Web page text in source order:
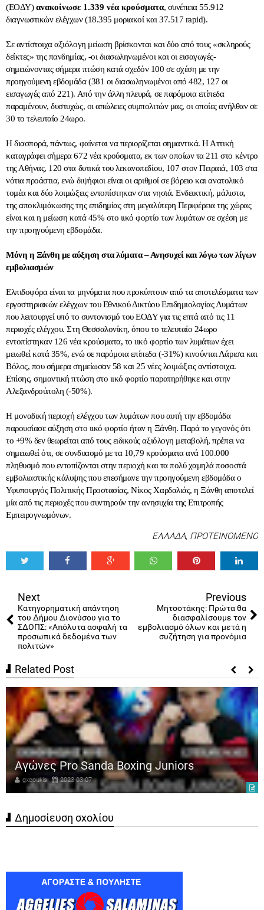
(ΕΟΔΥ)ανακοίνωσε 1.339 νέα κρούσματα, συνέπεια 55.912
διαγνωστικών ελέγχων (18.395 μοριακοί και 37.517 rapid).
Σε αντίστοιχα αξιόλογη μείωση βρίσκονται και δύο από τους «σκληρούς
δείκτες» της πανδημίας, -οι διασωληνωμένοι και οι εισαγωγές-
σημειώνοντας σήμερα πτώση κατά σχεδόν 100 σε σχέση με την
προηγούμενη εβδομάδα (381 οι διασωληνωμένοι από 482, 127 οι
εισαγωγές από 221). Από την άλλη πλευρά, σε παρόμοια επίπεδα
παραμένουν, δυστυχώς, οι απώλειες συμπολιτών μας, οι οποίες ανήλθαν σε
30 το τελευταίο 24ωρο.
Η διασπορά, πάντως, φαίνεται να περιορίζεται σημαντικά. Η Αττική
καταγράφει σήμερα 672 νέα κρούσματα, εκ των οποίων τα 211 στο κέντρο
της Αθήνας, 120 στα δυτικά του λεκανοπεδίου, 107 στον Πειραιά, 103 στα
νότια προάστια, ενώ διψήφιοι είναι οι αριθμοί σε βόρειο και ανατολικό
τομέα και δύο λοιμώξεις εντοπίστηκαν στα νησιά. Ενδεικτική, μάλιστα,
της αποκλιμάκωσης της επιδημίας στη μεγαλύτερη Περιφέρεια της χώρας
είναι και η μείωση κατά 45% στο ιικό φορτίο των λυμάτων σε σχέση με
την προηγούμενη εβδομάδα.
Μόνη η Ξάνθη με αύξηση στα λύματα – Ανησυχεί και λόγω των λίγων
εμβολιασμών
Ελπιδοφόρα είναι τα μηνύματα που προκύπτουν από τα αποτελέσματα των
εργαστηριακών ελέγχων του Εθνικού Δικτύου Επιδημιολογίας Λυμάτων
που λειτουργεί υπό το συντονισμό του ΕΟΔΥ για τις επτά από τις 11
περιοχές ελέγχου. Στη Θεσσαλονίκη, όπου το τελευταίο 24ωρο
εντοπίστηκαν 126 νέα κρούσματα, το ιικό φορτίο των λυμάτων έχει
μειωθεί κατά 35%, ενώ σε παρόμοια επίπεδα (-31%) κινούνται Λάρισα και
Βόλος, που σήμερα σημείωσαν 58 και 25 νέες λοιμώξεις αντίστοιχα.
Επίσης, σημαντική πτώση στο ιικό φορτίο παρατηρήθηκε και στην
Αλεξανδρούπολη (-50%).
Η μοναδική περιοχή ελέγχου των λυμάτων που αυτή την εβδομάδα
παρουσίασε αύξηση στο ιικό φορτίο ήταν η Ξάνθη. Παρά το γεγονός ότι
το +9% δεν θεωρείται από τους ειδικούς αξιόλογη μεταβολή, πρέπει να
σημειωθεί ότι, σε συνδυασμό με τα 10,79 κρούσματα ανά 100.000
πληθυσμό που εντοπίζονται στην περιοχή και τα πολύ χαμηλά ποσοστά
εμβολιαστικής κάλυψης που επεσήμανε την προηγούμενη εβδομάδα ο
Υφυπουργός Πολιτικής Προστασίας, Νίκος Χαρδαλιάς, η Ξάνθη αποτελεί
μία από τις περιοχές που συντηρούν την ανησυχία της Επιτροπής
Εμπειρογνωμόνων.
ΕΛΛΑΔΑ, ΠΡΟΤΕΙΝΟΜΕΝΟ
Next
Κατηγορηματική απάντηση
του Δήμου Διονύσου για το
ΣΔΟΠΣ: «Απόλυτα ασφαλή τα
προσωπικά δεδομένα των
πολιτών»
Previous
Μητσοτάκης: Πρώτα θα
διασφαλίσουμε τον
εμβολιασμό όλων και μετά η
συζήτηση για προνόμια
Related Post
Αγώνες Pro Sanda Boxing Juniors
gxcoukis 2023-03-07
Δημοσίευση σχολίου